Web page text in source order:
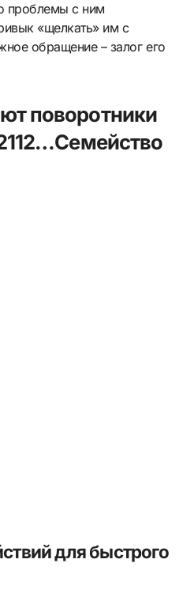
проблемы с ним
«щелкать» им с
обращение – залог его
поворотники
для быстрого